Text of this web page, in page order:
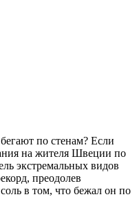
по стенам? Если
на жителя Швеции по
экстремальных видов
преодолев
в том, что бежал он по